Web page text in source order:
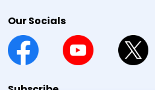
Naprozee DM 500 Tablet
Naproxen आणि domperidone गोळी
सल्ल्यानुसारच वापरावी. मूलभूत सुरक्षितता
कमी होतो आणि औषध सुरक्षित पद्धतीने वापरले
हे औषध फक्त डॉक्टरांनी जसे लिहून दिले
Our Socials